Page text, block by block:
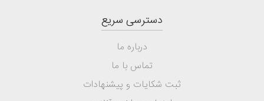
دسترسی سریع
درباره ما
تماس با ما
ثبت شکایات و پیشنهادات